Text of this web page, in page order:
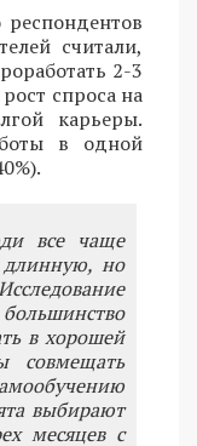
считали,
2-3
спроса на
карьеры.
в одной
все чаще
длинную, но
в хорошей
совмещать
выбирают
месяцев с